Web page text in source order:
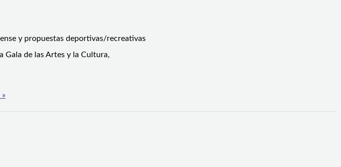
y propuestas deportivas/recreativas
Gala de las Artes y la Cultura,
»